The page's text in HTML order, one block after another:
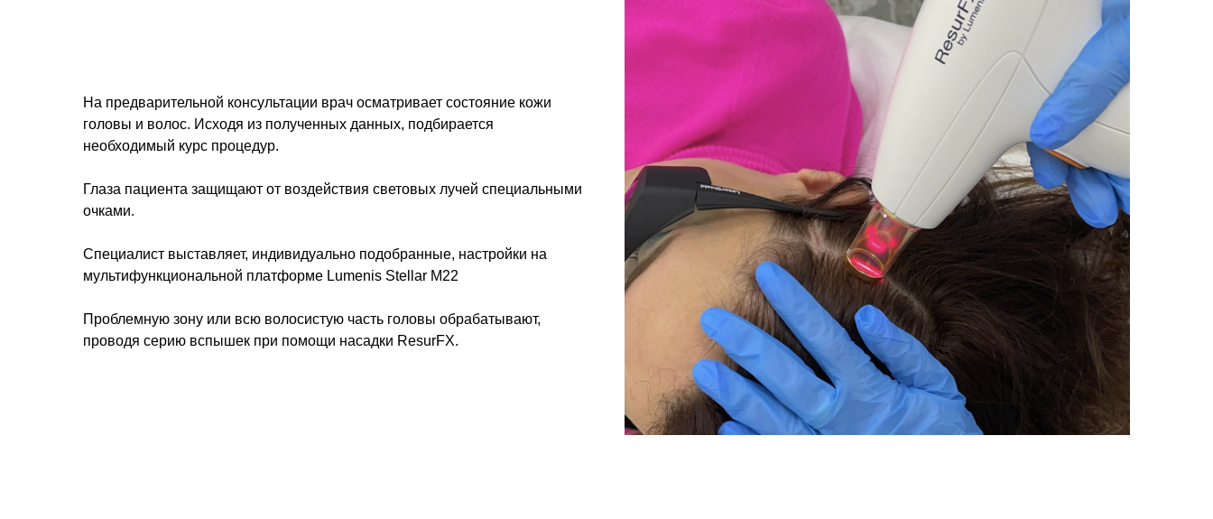
На предварительной консультации врач осматривает состояние кожи
головы и волос. Исходя из полученных данных, подбирается
необходимый курс процедур.
Глаза пациента защищают от воздействия световых лучей специальными
очками.
Специалист выставляет, индивидуально подобранные, настройки на
мультифункциональной платформе Lumenis Stellar М22
Проблемную зону или всю волосистую часть головы обрабатывают,
проводя серию вспышек при помощи насадки ResurFX.